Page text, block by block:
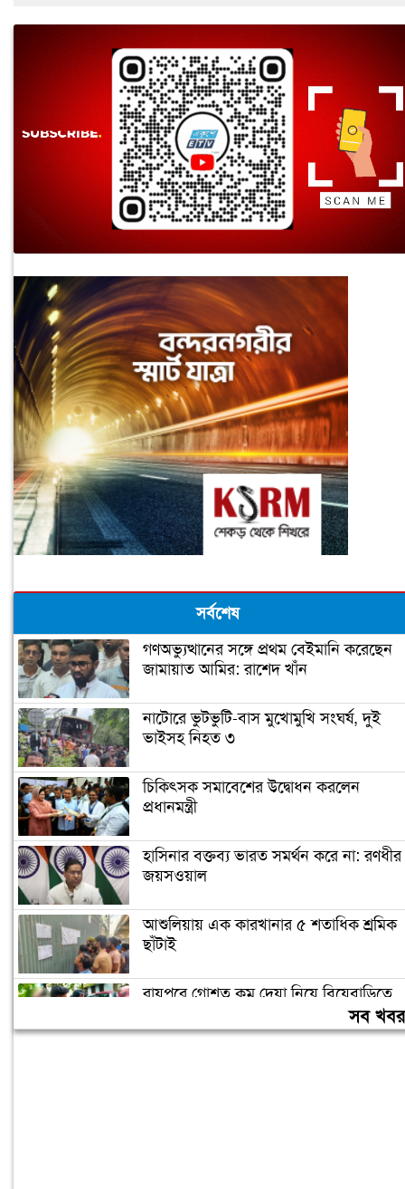
সর্বশেষ
গণঅভ্যুত্থানের সঙ্গে প্রথম বেইমানি করেছেন
জামায়াত আমির: রাশেদ খাঁন
নাটোরে ভুটভুটি-বাস মুখোমুখি সংঘর্ষ, দুই
ভাইসহ নিহত ৩
চিকিৎসক সমাবেশের উদ্বোধন করলেন
প্রধানমন্ত্রী
হাসিনার বক্তব্য ভারত সমর্থন করে না: রণধীর
জয়সওয়াল
আশুলিয়ায় এক কারখানার ৫ শতাধিক শ্রমিক
ছাঁটাই
রায়পুরে গোশত কম দেয়া নিয়ে বিয়েবাড়িতে
সব